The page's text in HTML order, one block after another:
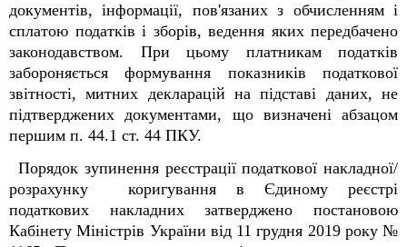
документів, інформації, пов'язаних з обчисленням і
сплатою податків і зборів, ведення яких передбачено
законодавством. При цьому платникам податків
забороняється формування показників податкової
звітності, митних декларацій на підставі даних, не
підтверджених документами, що визначені абзацом
першим п. 44.1 ст. 44 ПКУ.
Порядок зупинення реєстрації податкової накладної/
розрахунку коригування в Єдиному реєстрі
податкових накладних затверджено постановою
Кабінету Міністрів України від 11 грудня 2019 року №